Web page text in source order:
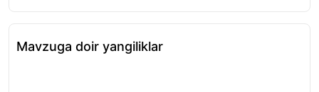
Mavzuga doir yangiliklar